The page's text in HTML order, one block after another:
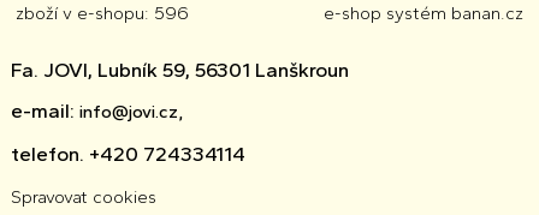
zboží v e-shopu: 596 e-shop systém banan.cz
Fa. JOVI, Lubník 59, 56301 Lanškroun
e-mail: info@jovi.cz,
telefon. +420 724334114
Spravovat cookies